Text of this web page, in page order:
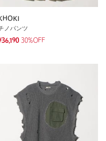
ノパンツ
30%OFF